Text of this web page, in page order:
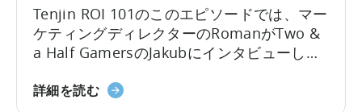
つ
い
て
バ
イ
ル
ゲ
ー
ム
Tenjin ROI 101のこのエピソードでは、マー
ケティングディレクターのRomanがTwo &
a Half GamersのJakubにインタビューし、
論します。Jakubはユーザー獲得と広告クリ
詳細を読む2026